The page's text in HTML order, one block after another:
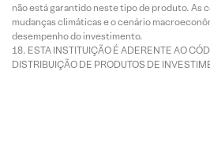
não está garantido neste tipo de produto. As
mudanças climáticas e o cenário
desempenho do investimento.
ESTA INSTITUIÇÃO É ADERENTE AO
DISTRIBUIÇÃO DE PRODUTOS DE